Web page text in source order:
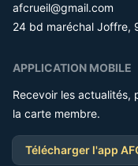
afcrueil@gmail.com
24 bd maréchal Joffre,
APPLICATION MOBILE
Recevoir les actualités,
la carte membre.
Télécharger l'app